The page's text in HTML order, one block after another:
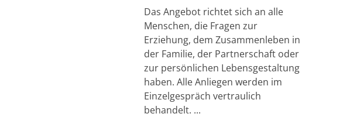
Das Angebot richtet sich an alle
Menschen, die Fragen zur
Erziehung, dem Zusammenleben in
der Familie, der Partnerschaft oder
zur persönlichen Lebensgestaltung
haben. Alle Anliegen werden im
Einzelgespräch vertraulich
behandelt. ...